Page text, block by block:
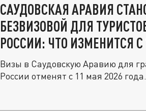
САУДОВСКАЯ АРАВИЯ
БЕЗВИЗОВОЙ ДЛЯ
РОССИИ: ЧТО ИЗМЕНИТСЯ
Визы в Саудовскую Аравию для
России отменят с 11 мая 2026 года.